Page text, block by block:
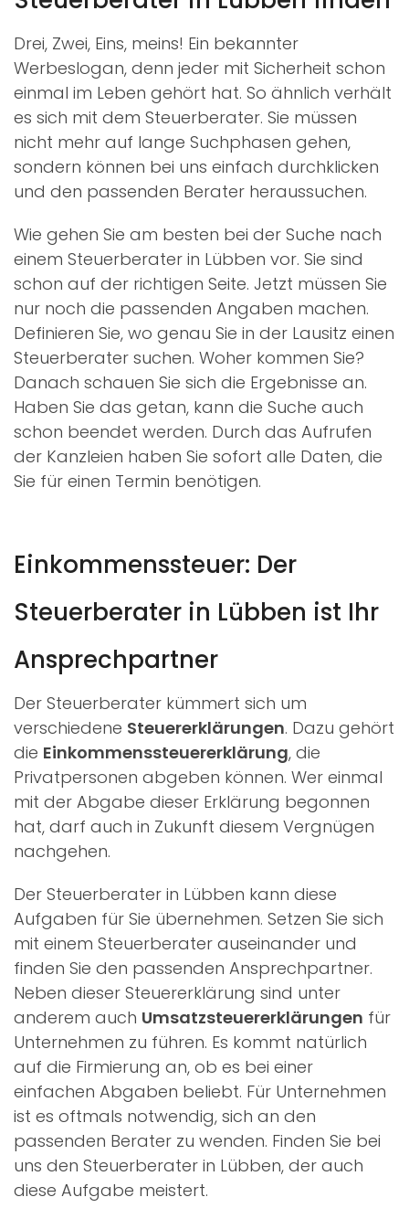
Drei, Zwei, Eins, meins! Ein bekannter
Werbeslogan, denn jeder mit Sicherheit schon
einmal im Leben gehört hat. So ähnlich verhält
es sich mit dem Steuerberater. Sie müssen
nicht mehr auf lange Suchphasen gehen,
sondern können bei uns einfach durchklicken
und den passenden Berater heraussuchen.
Wie gehen Sie am besten bei der Suche nach
einem Steuerberater in Lübben vor. Sie sind
schon auf der richtigen Seite. Jetzt müssen Sie
nur noch die passenden Angaben machen.
Definieren Sie, wo genau Sie in der Lausitz einen
Steuerberater suchen. Woher kommen Sie?
Danach schauen Sie sich die Ergebnisse an.
Haben Sie das getan, kann die Suche auch
schon beendet werden. Durch das Aufrufen
der Kanzleien haben Sie sofort alle Daten, die
Sie für einen Termin benötigen.
Einkommenssteuer: Der
Steuerberater in Lübben ist Ihr
Ansprechpartner
Der Steuerberater kümmert sich um
verschiedene Steuererklärungen. Dazu gehört
die Einkommenssteuererklärung, die
Privatpersonen abgeben können. Wer einmal
mit der Abgabe dieser Erklärung begonnen
hat, darf auch in Zukunft diesem Vergnügen
nachgehen.
Der Steuerberater in Lübben kann diese
Aufgaben für Sie übernehmen. Setzen Sie sich
mit einem Steuerberater auseinander und
finden Sie den passenden Ansprechpartner.
Neben dieser Steuererklärung sind unter
anderem auch Umsatzsteuererklärungen für
Unternehmen zu führen. Es kommt natürlich
auf die Firmierung an, ob es bei einer
einfachen Abgaben beliebt. Für Unternehmen
ist es oftmals notwendig, sich an den
passenden Berater zu wenden. Finden Sie bei
uns den Steuerberater in Lübben, der auch
diese Aufgabe meistert.